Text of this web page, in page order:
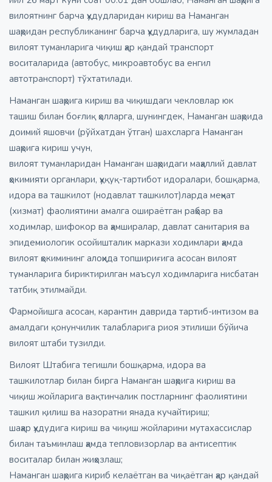
вилоятнинг барча ҳудудларидан кириш ва Наманган
шаҳридан республиканинг барча ҳудудларига, шу жумладан
вилоят туманларига чиқиш ҳар қандай транспорт
воситаларида (автобус, микроавтобус ва енгил
автотранспорт) тўхтатилади.
Наманган шаҳрига кириш ва чиқишдаги чекловлар юк
ташиш билан боғлиқ ҳолларга, шунингдек, Наманган шаҳрида
доимий яшовчи (рўйхатдан ўтган) шахсларга Наманган
шаҳрига кириш учун,
вилоят туманларидан Наманган шаҳридаги маҳаллий давлат
ҳокимияти органлари, ҳуқуқ-тартибот идоралари, бошқарма,
идора ва ташкилот (нодавлат ташкилот)ларда меҳнат
(хизмат) фаолиятини амалга ошираётган раҳбар ва
ходимлар, шифокор ва ҳамширалар, давлат санитария ва
эпидемиологик осойишталик маркази ходимлари ҳамда
вилоят ҳокимининг алоҳида топшириғига асосан вилоят
туманларига бириктирилган маъсул ходимларига нисбатан
татбиқ этилмайди.
Фармойишга асосан, карантин даврида тартиб-интизом ва
амалдаги қонунчилик талабларига риоя этилиши бўйича
вилоят штаби тузилди.
Вилоят Штабига тегишли бошқарма, идора ва
ташкилотлар билан бирга Наманган шаҳрига кириш ва
чиқиш жойларига вақтинчалик постларнинг фаолиятини
ташкил қилиш ва назоратни янада кучайтириш;
шаҳар ҳудудига кириш ва чиқиш жойларини мутахассислар
билан таъминлаш ҳамда тепловизорлар ва антисептик
воситалар билан жиҳозлаш;
Наманган шаҳрига кириб келаётган ва чиқаётган ҳар қандай